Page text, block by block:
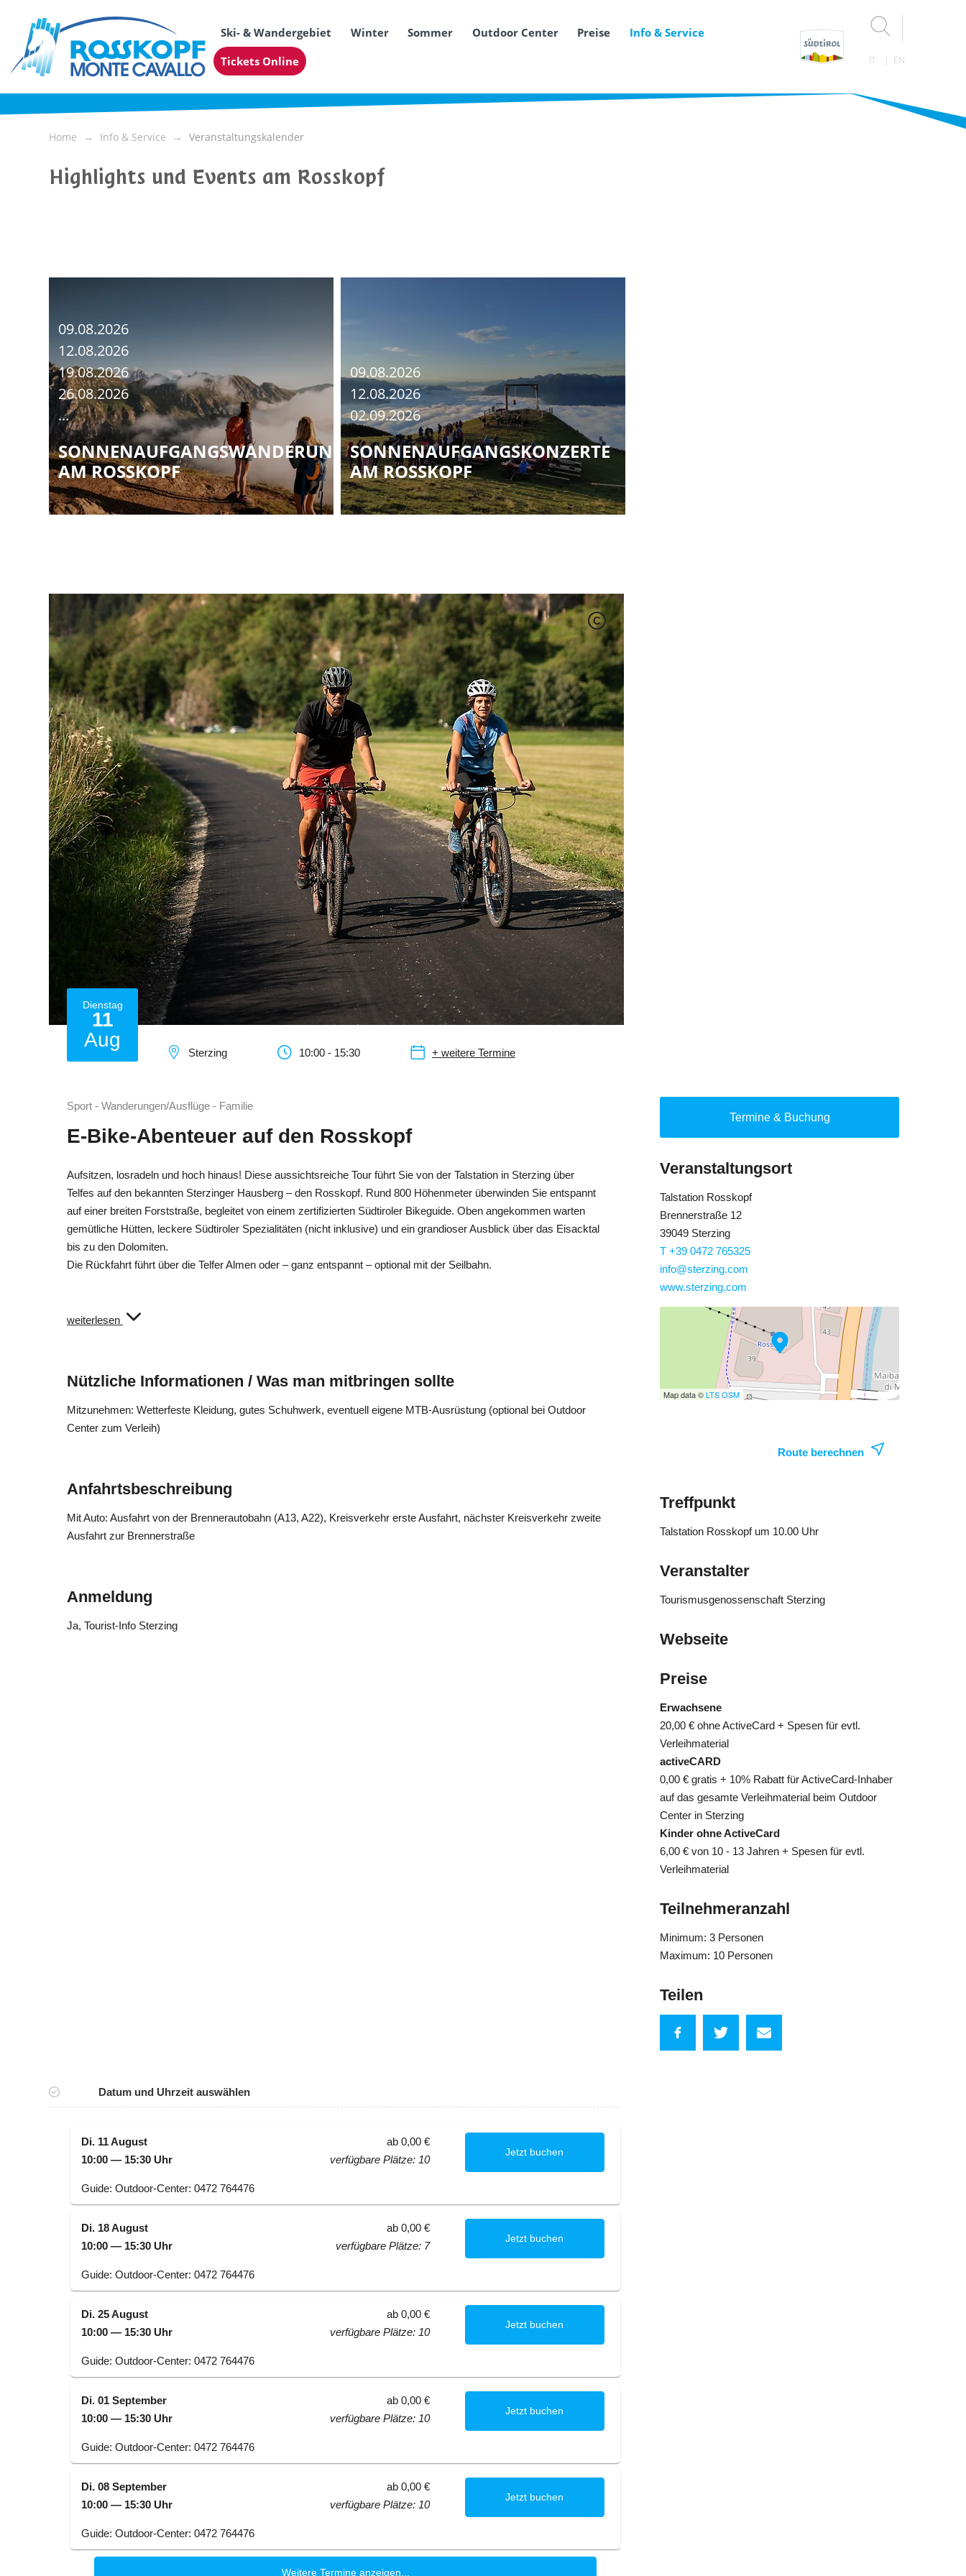
Ski- & Wandergebiet Winter Sommer Outdoor Center Preise
Info & Service
Tickets Online
IT EN
Home Info & Service Veranstaltungskalender
Highlights und Events am Rosskopf
09.08.2026
12.08.2026
19.08.2026
26.08.2026
...
SONNENAUFGANGSWANDERUNGEN
AM ROSSKOPF
09.08.2026
12.08.2026
02.09.2026
SONNENAUFGANGSKONZERTE
AM ROSSKOPF
C
Dienstag
11
Aug
Sterzing 10:00 - 15:30 + weitere Termine
Sport - Wanderungen/Ausflüge - Familie
E-Bike-Abenteuer auf den Rosskopf
Aufsitzen, losradeln und hoch hinaus! Diese aussichtsreiche Tour führt Sie von der Talstation in Sterzing über
Telfes auf den bekannten Sterzinger Hausberg – den Rosskopf. Rund 800 Höhenmeter überwinden Sie entspannt
auf einer breiten Forststraße, begleitet von einem zertifizierten Südtiroler Bikeguide. Oben angekommen warten
gemütliche Hütten, leckere Südtiroler Spezialitäten (nicht inklusive) und ein grandioser Ausblick über das Eisacktal
bis zu den Dolomiten.
Die Rückfahrt führt über die Telfer Almen oder – ganz entspannt – optional mit der Seilbahn.
Schwierigkeit: mittel
Anmeldeschluss bis Montag 17.00 Uhr
weiterlesen
Nützliche Informationen / Was man mitbringen sollte
Mitzunehmen: Wetterfeste Kleidung, gutes Schuhwerk, eventuell eigene MTB-Ausrüstung (optional bei Outdoor
Center zum Verleih)
Anfahrtsbeschreibung
Mit Auto: Ausfahrt von der Brennerautobahn (A13, A22), Kreisverkehr erste Ausfahrt, nächster Kreisverkehr zweite
Ausfahrt zur Brennerstraße
Anmeldung
Ja, Tourist-Info Sterzing
Termine & Buchung
Veranstaltungsort
Talstation Rosskopf
Brennerstraße 12
39049 Sterzing
T +39 0472 765325
info@sterzing.com
www.sterzing.com
Map data ©LTS OSM
Route berechnen
Treffpunkt
Talstation Rosskopf um 10.00 Uhr
Veranstalter
Tourismusgenossenschaft Sterzing
Webseite
Preise
Erwachsene
20,00 €ohne ActiveCard + Spesen für evtl.
Verleihmaterial
activeCARD
0,00 €gratis + 10% Rabatt für ActiveCard-Inhaber
auf das gesamte Verleihmaterial beim Outdoor
Center in Sterzing
Kinder ohne ActiveCard
6,00 €von 10 - 13 Jahren + Spesen für evtl.
Verleihmaterial
Teilnehmeranzahl
Minimum: 3 Personen
Maximum: 10 Personen
Teilen